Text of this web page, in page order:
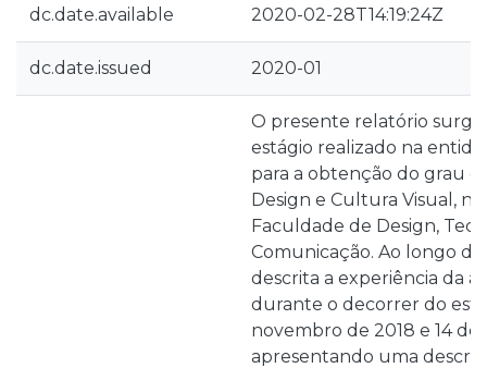
dc.date.available 2020-02-28T14:19:24Z
dc.date.issued 2020-01
O presente relatório
estágio realizado na
para a obtenção do grau
Design e Cultura Visual, no
Faculdade de Design,
Comunicação. Ao longo
descrita a experiência da
durante o decorrer do
novembro de 2018 e 14 de
apresentando uma